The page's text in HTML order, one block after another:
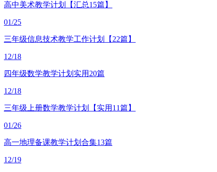
高中美术教学计划【汇总15篇】
01/25
三年级信息技术教学工作计划【22篇】
12/18
四年级数学教学计划实用20篇
12/18
三年级上册数学教学计划【实用11篇】
01/26
高一地理备课教学计划合集13篇
12/19